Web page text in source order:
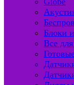
Блоки
Все